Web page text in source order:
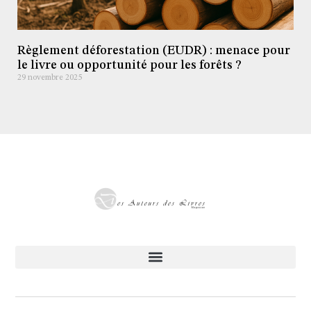
Règlement déforestation (EUDR) : menace pour
le livre ou opportunité pour les forêts ?
29 novembre 2025